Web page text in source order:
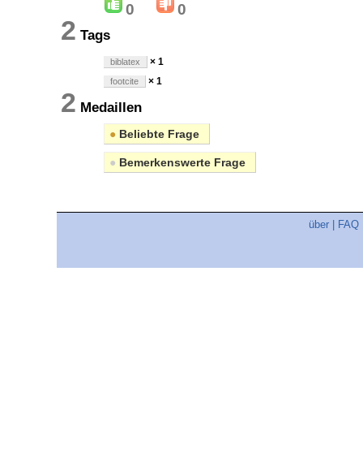
0 0
2 Tags
biblatex × 1
footcite × 1
2 Medaillen
● Beliebte Frage
● Bemerkenswerte Frage
über FAQ